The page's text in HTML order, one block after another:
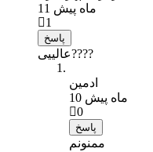
11 ماه پیش
1
پاسخ
عالییی????
ادمین
10 ماه پیش
0
پاسخ
ممنونم